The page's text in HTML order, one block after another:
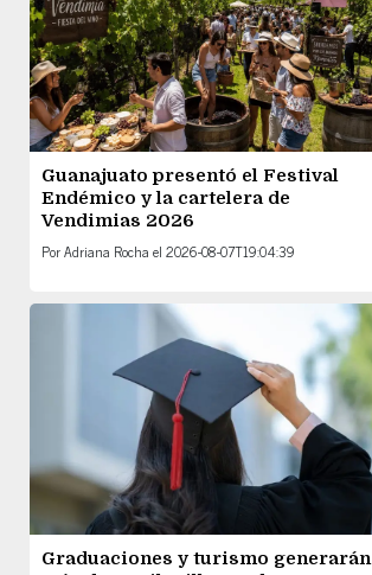
Guanajuato presentó el Festival
Endémico y la cartelera de
Vendimias 2026
PorAdriana Rocha el 2026-08-07T19:04:39
Graduaciones y turismo generarán